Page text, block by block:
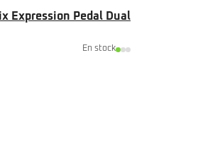
Expression Pedal Dual
En stock